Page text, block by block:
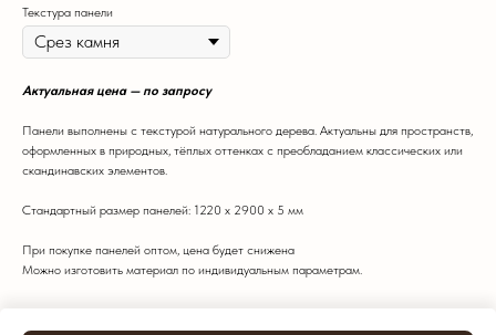
Текстура панели
Актуальная цена — по запросу
Панели выполнены с текстурой натурального дерева. Актуальны для пространств,
оформленных в природных, тёплых оттенках с преобладанием классических или
скандинавских элементов.
Стандартный размер панелей: 1220 х 2900 х 5 мм
При покупке панелей оптом, цена будет снижена
Можно изготовить материал по индивидуальным параметрам.
Цвет: Темный